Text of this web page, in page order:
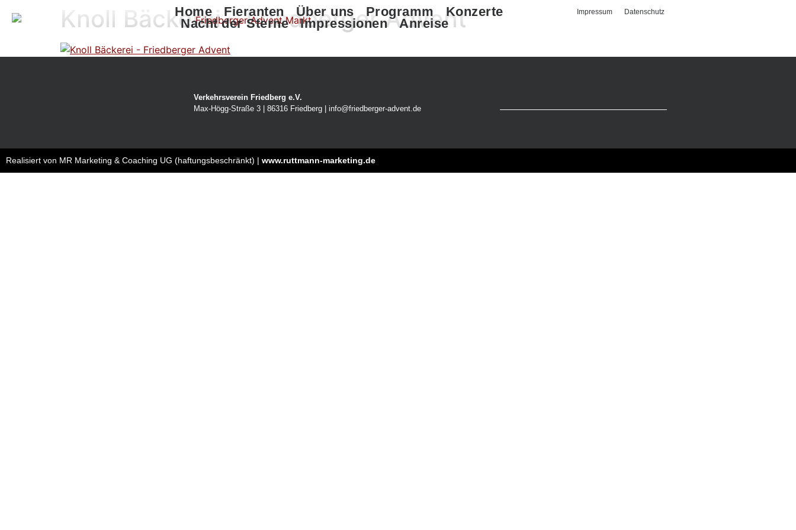
Home Fieranten Über uns Programm
Konzerte
Nacht der Sterne
Impressionen Anreise
Impressum Datenschutz
Knoll Bäckerei – Friedberger Advent
Verkehrsverein Friedberg e.V.
Max-Högg-Straße 3 | 86316 Friedberg | info@friedberger-advent.de
Realisiert von MR Marketing & Coaching UG (haftungsbeschränkt) | www.ruttmann-marketing.de